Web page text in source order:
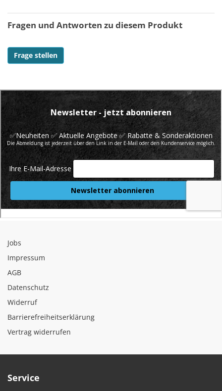
Fragen und Antworten zu diesem Produkt
Frage stellen
Jobs
Impressum
AGB
Datenschutz
Widerruf
Barrierefreiheitserklärung
Vertrag widerrufen
Service